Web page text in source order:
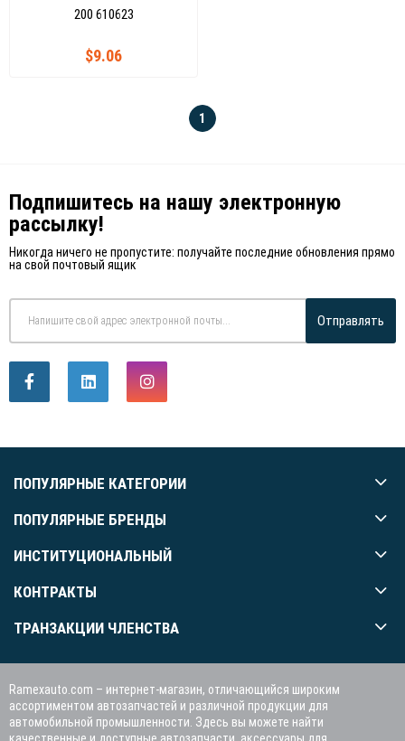
200 610623
$9.06
1
Подпишитесь на нашу электронную
рассылку!
Никогда ничего не пропустите: получайте последние обновления прямо
на свой почтовый ящик
Отправлять
ПОПУЛЯРНЫЕ КАТЕГОРИИ
ПОПУЛЯРНЫЕ БРЕНДЫ
ИНСТИТУЦИОНАЛЬНЫЙ
КОНТРАКТЫ
ТРАНЗАКЦИИ ЧЛЕНСТВА
Ramexauto.com – интернет-магазин, отличающийся широким
ассортиментом автозапчастей и различной продукции для
автомобильной промышленности. Здесь вы можете найти